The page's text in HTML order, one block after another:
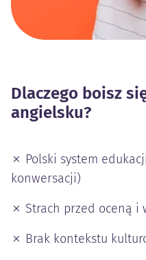
Dlaczego boisz
angielsku?
✗ Polski system
konwersacji)
✗ Strach przed oceną i
✗ Brak kontekstu